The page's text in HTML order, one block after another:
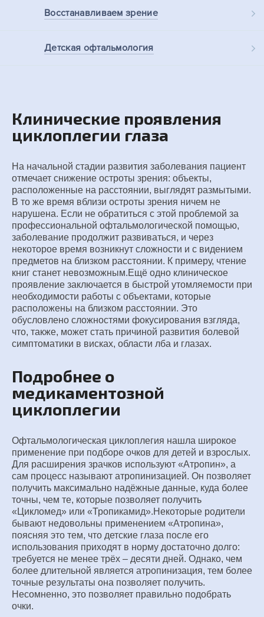
Восстанавливаемзрение
Детская офтальмология
Клинические проявления
циклоплегии глаза
На начальной стадии развития заболевания пациент
отмечает снижение остроты зрения: объекты,
расположенные на расстоянии, выглядят размытыми.
В то же время вблизи остроты зрения ничем не
нарушена. Если не обратиться с этой проблемой за
профессиональной офтальмологической помощью,
заболевание продолжит развиваться, и через
некоторое время возникнут сложности и с видением
предметов на близком расстоянии. К примеру, чтение
книг станет невозможным.Ещё одно клиническое
проявление заключается в быстрой утомляемости при
необходимости работы с объектами, которые
расположены на близком расстоянии. Это
обусловлено сложностями фокусирования взгляда,
что, также, может стать причиной развития болевой
симптоматики в висках, области лба и глазах.
Подробнее о
медикаментозной
циклоплегии
Офтальмологическая циклоплегия нашла широкое
применение при подборе очков для детей и взрослых.
Для расширения зрачков используют «Атропин», а
сам процесс называют атропинизацией. Он позволяет
получить максимально надёжные данные, куда более
точны, чем те, которые позволяет получить
«Цикломед» или «Тропикамид».Некоторые родители
бывают недовольны применением «Атропина»,
поясняя это тем, что детские глаза после его
использования приходят в норму достаточно долго:
требуется не менее трёх ‒ десяти дней. Однако, чем
более длительной является атропинизация, тем более
точные результаты она позволяет получить.
Несомненно, это позволяет правильно подобрать
очки.